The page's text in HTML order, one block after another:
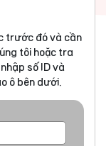
trước đó và cần
tôi hoặc tra
số ID và
ô bên dưới.